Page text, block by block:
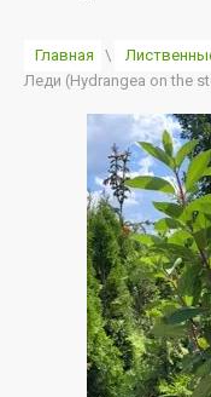
Главная \
Леди (Hydrangea on the